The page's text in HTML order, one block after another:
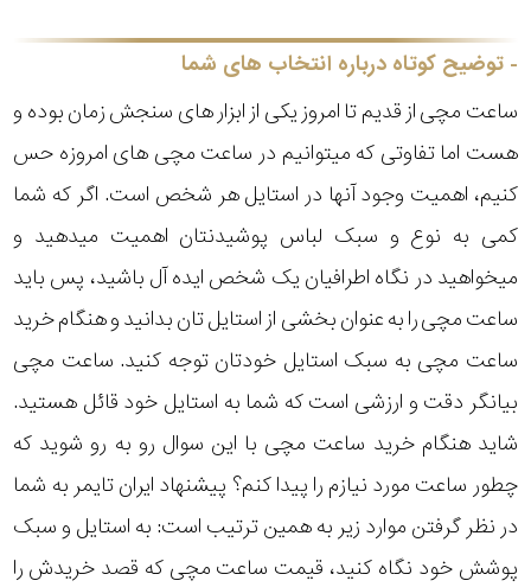
توضیح کوتاه درباره انتخاب های شما
ساعت مچی از قدیم تا امروز یکی از ابزار های سنجش زمان بوده و
هست اما تفاوتی که میتوانیم در ساعت مچی های امروزه حس
کنیم، اهمیت وجود آنها در استایل هر شخص است. اگر که شما
کمی به نوع و سبک لباس پوشیدنتان اهمیت میدهید و
میخواهید در نگاه اطرافیان یک شخص ایده آل باشید، پس باید
ساعت مچی را به عنوان بخشی از استایل تان بدانید و هنگام خرید
ساعت مچی به سبک استایل خودتان توجه کنید. ساعت مچی
بیانگر دقت و ارزشی است که شما به استایل خود قائل هستید.
شاید هنگام خرید ساعت مچی با این سوال رو به رو شوید که
چطور ساعت مورد نیازم را پیدا کنم؟ پیشنهاد ایران تایمر به شما
در نظر گرفتن موارد زیر به همین ترتیب است: به استایل و سبک
پوشش خود نگاه کنید، قیمت ساعت مچی که قصد خریدش را
اورینت
پیلار
لیکوپر
آدیداس
متی
مازراتی
جنسیت
استایل
محدوده
عرض